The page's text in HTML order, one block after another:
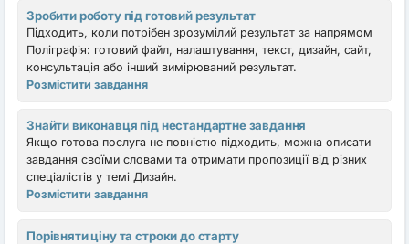
Зробити роботу під готовий результат
Підходить, коли потрібен зрозумілий результат за напрямом
Поліграфія: готовий файл, налаштування, текст, дизайн, сайт,
консультація або інший вимірюваний результат.
Розмістити завдання
Знайти виконавця під нестандартне завдання
Якщо готова послуга не повністю підходить, можна описати
завдання своїми словами та отримати пропозиції від різних
спеціалістів у темі Дизайн.
Розмістити завдання
Порівняти ціну та строки до старту